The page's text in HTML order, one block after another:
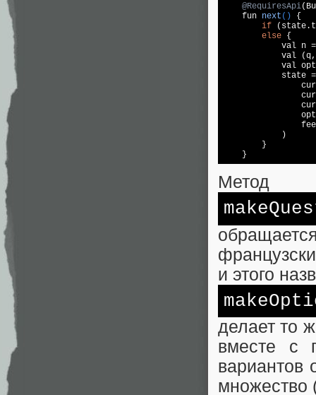
@RequiresApi
fun next ()
{
if
else {
val n
val
val
state
            )
        }
    }
Метод
и этого
делает то
вместе с
вариантов
множество